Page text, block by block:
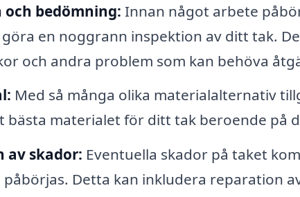
bedömning: Innan något arbete
en noggrann inspektion av ditt tak.
och andra problem som kan behöva
Med så många olika materialalternativ
bästa materialet för ditt tak beroende på
av skador: Eventuella skador på taket
Detta kan inkludera reparation